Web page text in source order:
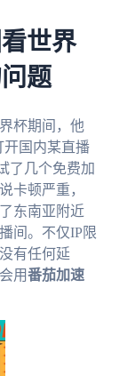
世界
题
杯期间，他
开国内某直播
了几个免费加
卡顿严重，
东南亚附近
间。不仅IP限
有任何延
用番茄加速